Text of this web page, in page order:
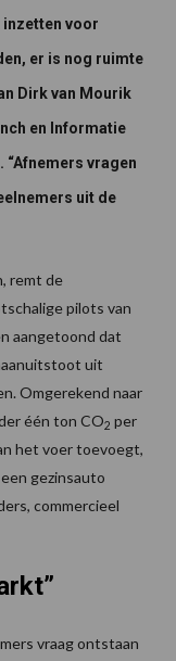
voor
er is nog ruimte
Dirk van Mourik
en Informatie
“Afnemers vragen
uit de
remt de
pilots van
aangetoond dat
uit
Omgerekend naar
één ton CO2 per
het voer toevoegt,
gezinsauto
commercieel
vraag ontstaan